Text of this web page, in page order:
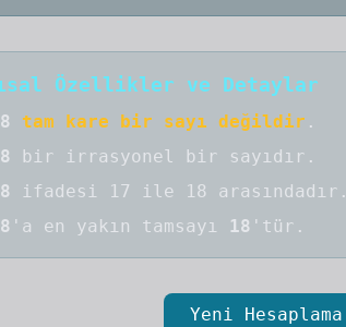
Özellikler ve Detaylar
tam kare bir sayı değildir .
bir irrasyonel bir sayıdır .
ifadesi 17 ile 18 arasındadır.
'a en yakın tamsayı 18 'tür.
Yeni Hesaplama